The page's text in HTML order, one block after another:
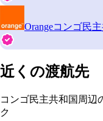
Orangeコンゴ民
近くの渡航先
コンゴ民主共和国周辺
ク